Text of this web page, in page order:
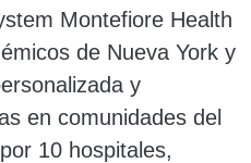
Montefiore Health
de Nueva York y
y
en comunidades del
10 hospitales,